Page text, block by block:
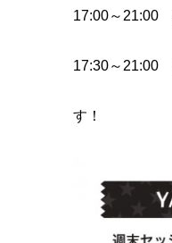
17:00～21:00
17:30～21:00
す！